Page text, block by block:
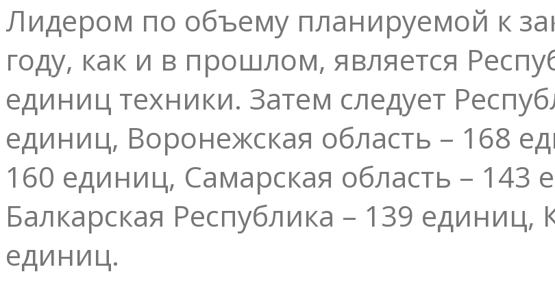
Лидером по объему планируемой к
году, как и в прошлом, является
единиц техники. Затем следует
единиц, Воронежская область – 168
160 единиц, Самарская область –
Балкарская Республика – 139 единиц,
единиц.